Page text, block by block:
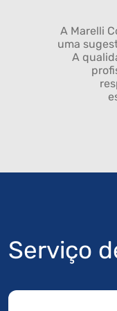
A Marelli
uma
A
Serviço